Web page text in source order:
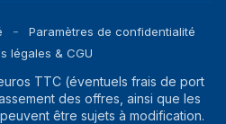
Paramètres de confidentialité
légales & CGU
TTC (éventuels frais de port
des offres, ainsi que les
être sujets à modification.